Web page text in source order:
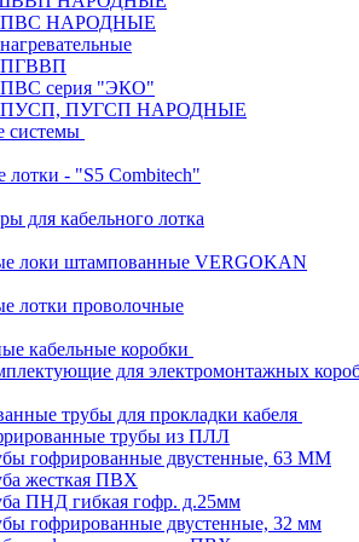
ПВС НАРОДНЫЕ
ПГВВП
ПВС серия "ЭКО"
ПУСП, ПУГСП НАРОДНЫЕ
системы
лотки - "S5 Combitech"
для кабельного лотка
локи штампованные VERGOKAN
лотки проволочные
кабельные коробки
для электромонтажных
трубы для прокладки кабеля
трубы из ПЛЛ
гофрированные двустенные, 63 ММ
жесткая ПВХ
ПНД гибкая гофр. д.25мм
гофрированные двустенные, 32 мм